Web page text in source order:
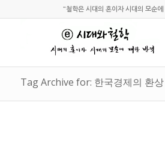
"철학은 시대의 혼이자 시대의 모순에
Tag Archive for: 한국경제의 환상